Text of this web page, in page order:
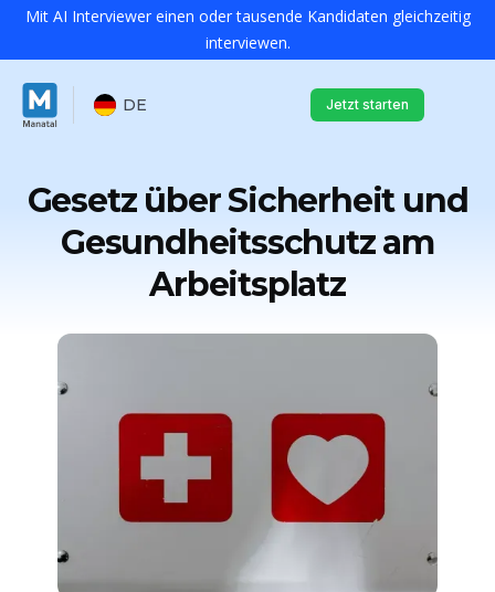
Mit AI Interviewer einen oder tausende Kandidaten gleichzeitig
interviewen.
DE Jetzt starten
Gesetz über Sicherheit und
Gesundheitsschutz am
Arbeitsplatz